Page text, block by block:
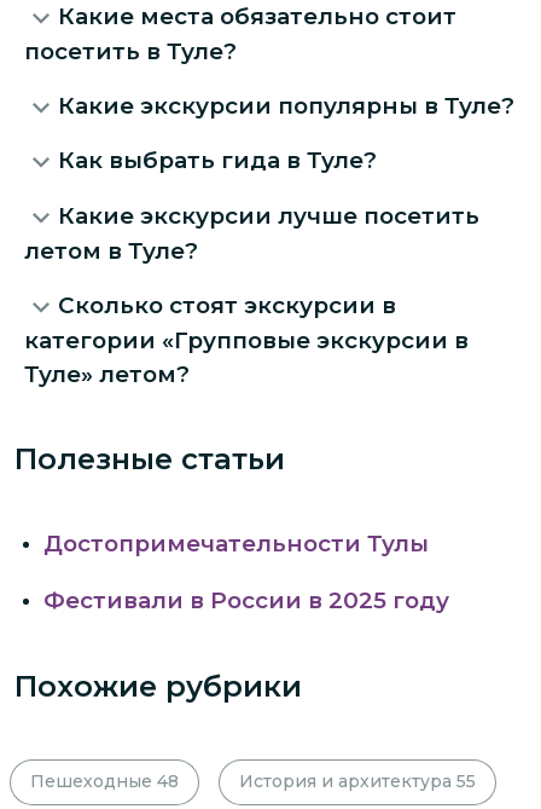
Какие места обязательно стоит
посетить в Туле?
Какие экскурсии популярны в Туле?
Как выбрать гида в Туле?
Какие экскурсии лучше посетить
летом в Туле?
Сколько стоят экскурсии в
категории «Групповые экскурсии в
Туле» летом?
Полезные статьи
Достопримечательности Тулы
Фестивали в России в 2025 году
Похожие рубрики
Пешеходные 48 История и архитектура 55